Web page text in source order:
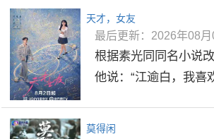
天才，女友
最后更新：2026年08月
根据素光同同名小说
他说：“江逾白，我喜
莫得闲